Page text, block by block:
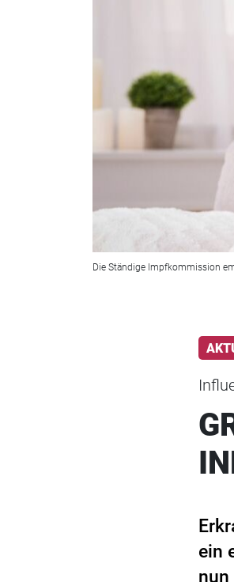
Die Ständige Impfkommission
ein
nun